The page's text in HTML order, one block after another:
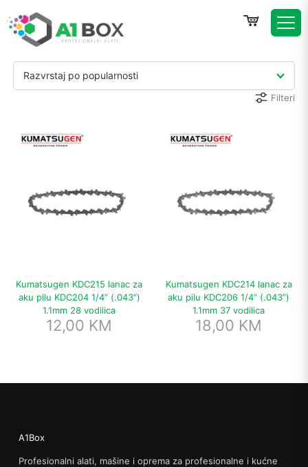
Razvrstaj po popularnosti
Filteri
Kumatsugen KDC215 lanac za
aku pilu KDC204 1/4” (.043”)
1.1mm 28 vodilica
12,00 KM
Kumatsugen KDC214 lanac za
aku pilu KDC206 1/4” (.043”)
1.1mm 37 vodilica
18,00 KM
A1Box
Profesionalni alati, mašine i oprema za profesionalne i kućne